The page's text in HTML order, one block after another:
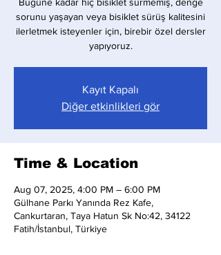
sorunu yaşayan veya bisiklet sürüş kalitesini
ilerletmek isteyenler için, birebir özel dersler
yapıyoruz.
Kayıt Kapalı
Diğer etkinlikleri gör
Time & Location
Aug 07, 2025, 4:00 PM – 6:00 PM
Gülhane Parkı Yanında Rez Kafe,
Cankurtaran, Taya Hatun Sk No:42, 34122
Fatih/İstanbul, Türkiye